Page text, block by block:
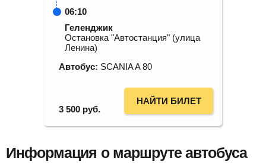
06:10
Геленджик
Остановка "Автостанция" (улица
Ленина)
Автобус: SCANIA A 80
3 500 руб.
НАЙТИ БИЛЕТ
Информация о маршруте автобуса